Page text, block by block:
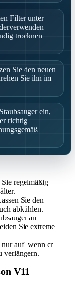
Filter unter
trocknen
Sie den neuen
Sie ihn im
ein,
richtig
regelmäßig
Sie den
abkühlen.
an
Sie extreme
auf, wenn er
verlängern.
V11